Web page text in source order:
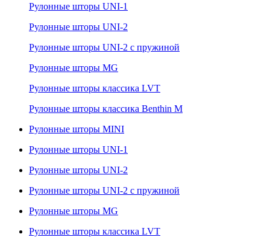
Рулонные шторы UNI-1
Рулонные шторы UNI-2
Рулонные шторы UNI-2 с пружиной
Рулонные шторы MG
Рулонные шторы классика LVT
Рулонные шторы классика Benthin M
Рулонные шторы MINI
Рулонные шторы UNI-1
Рулонные шторы UNI-2
Рулонные шторы UNI-2 с пружиной
Рулонные шторы MG
Рулонные шторы классика LVT